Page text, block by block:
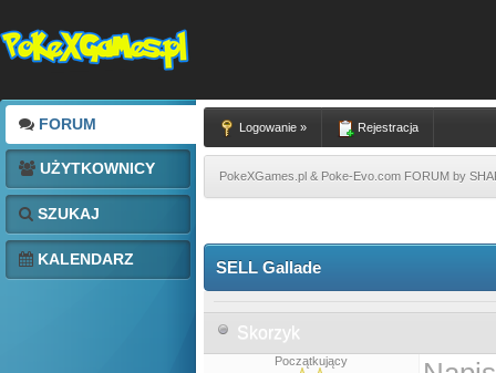
FORUM
UŻYTKOWNICY
SZUKAJ
KALENDARZ
Logowanie » Rejestracja
PokeXGames.pl & Poke-Evo.com FORUM by
SELL Gallade
Skorzyk
Początkujący